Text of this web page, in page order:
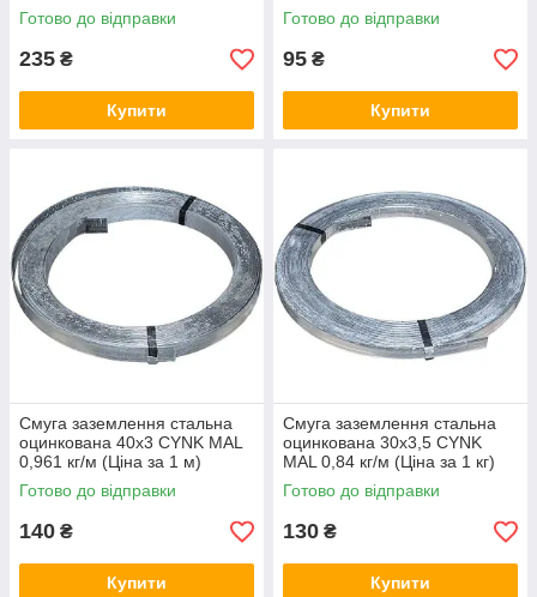
Готово до відправки
235 ₴
Купити
Готово до відправки
95 ₴
Купити
Смуга заземлення стальна
оцинкована 40х3 CYNK MAL
0,961 кг/м (Ціна за 1 м)
Готово до відправки
140 ₴
Купити
Смуга заземлення стальна
оцинкована 30х3,5 CYNK
MAL 0,84 кг/м (Ціна за 1 кг)
Готово до відправки
130 ₴
Купити